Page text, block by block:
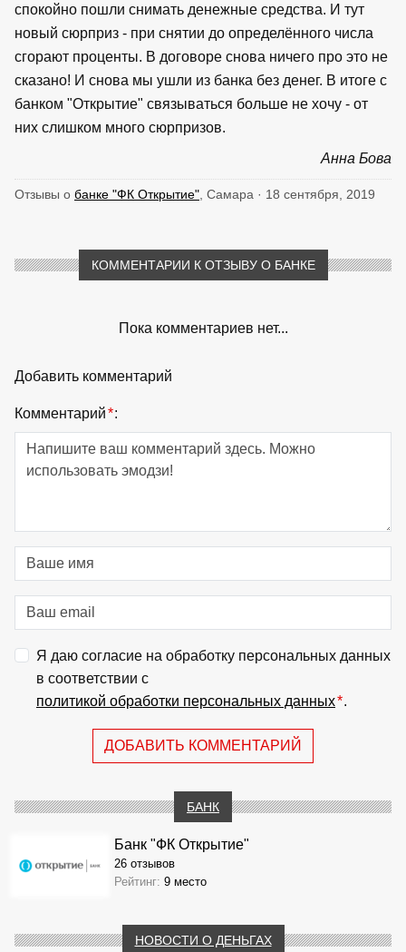
спокойно пошли снимать денежные средства. И тут
новый сюрприз - при снятии до определённого числа
сгорают проценты. В договоре снова ничего про это не
сказано! И снова мы ушли из банка без денег. В итоге с
банком "Открытие" связываться больше не хочу - от
них слишком много сюрпризов.
Анна Бова
Отзывы о банке "ФК Открытие" , Самара · 18 сентября, 2019
КОММЕНТАРИИ К ОТЗЫВУ О БАНКЕ
Пока комментариев нет...
Добавить комментарий
Комментарий*:
Я даю согласие на обработку персональных данных
в соответствии с
политикой обработки персональных данных*.
ДОБАВИТЬ КОММЕНТАРИЙ
БАНК
Банк "ФК Открытие"
26 отзывов
Рейтинг: 9 место
НОВОСТИ О ДЕНЬГАХ